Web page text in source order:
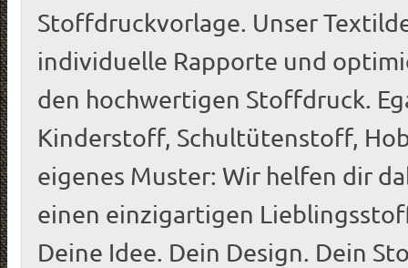
Stoffdruckvorlage. Unser
individuelle Rapporte und
den hochwertigen Stoffdruck.
Kinderstoff, Schultütenstoff,
eigenes Muster: Wir helfen dir
einen einzigartigen
Deine Idee. Dein Design. Dein